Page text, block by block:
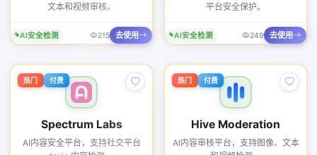
文本和视频审核。
AI安全检测 215 去使用
平台安全保护。
AI安全检测 249 去使用
热门 付费
Spectrum Labs
AI内容安全平台，支持社交平台
热门 付费
Hive Moderation
AI内容审核平台，支持图像、文本